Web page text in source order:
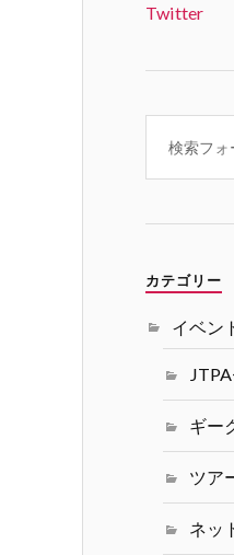
1/
コ
塩
ア
ン
#シ
Twitter
カテゴリー
イベン
ギー
ツア
ネッ